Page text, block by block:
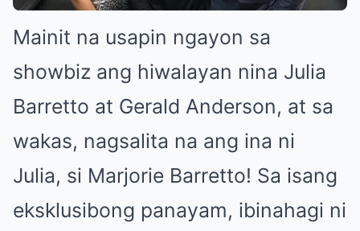
Mainit na usapin ngayon sa
showbiz ang hiwalayan nina Julia
Barretto at Gerald Anderson, at sa
wakas, nagsalita na ang ina ni
Julia, si Marjorie Barretto! Sa isang
eksklusibong panayam, ibinahagi ni